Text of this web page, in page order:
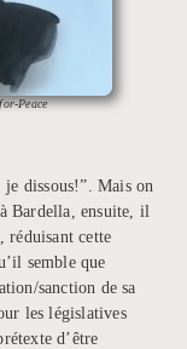
Peace
dissous!”. Mais on
Bardella, ensuite, il
réduisant cette
semble que
sanction de sa
les législatives
d’être